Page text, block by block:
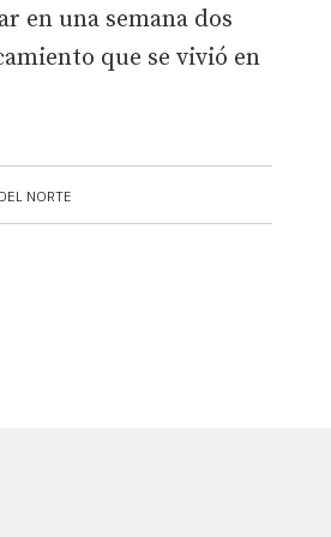
NORTE
en una semana dos
que se vivió en